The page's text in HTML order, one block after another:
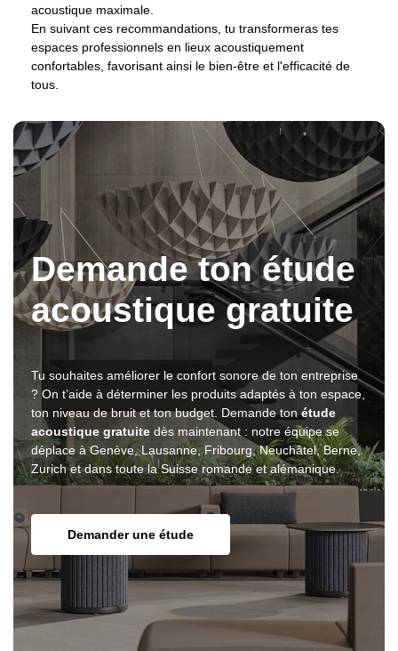
acoustique maximale.
En suivant ces recommandations, tu transformeras tes
espaces professionnels en lieux acoustiquement
confortables, favorisant ainsi le bien-être et l'efficacité de
tous.
Demande ton étude
acoustique gratuite
Tu souhaites améliorer le confort sonore de ton entreprise
? On t’aide à déterminer les produits adaptés à ton espace,
ton niveau de bruit et ton budget. Demande tonétude
acoustique gratuite dès maintenant : notre équipe se
déplace à Genève, Lausanne, Fribourg, Neuchâtel, Berne,
Zurich et dans toute la Suisse romande et alémanique.
Demander une étude